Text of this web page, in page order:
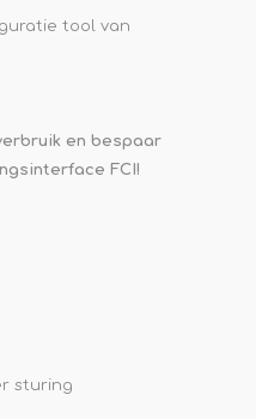
tool van
en bespaar
FCI!
sturing